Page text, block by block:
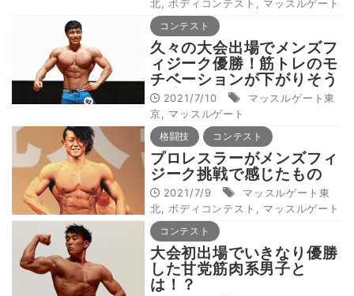
北
ボディコンテスト マッスルゲート
コンテスト
久々の大会出場でメンズフ
ィジーク優勝！筋トレのモ
チベーションが下がりそう
な時にすることとは？
2021/7/10
マッスルゲート東
京
マッスルゲート
格闘技 コンテスト
プロレスラーがメンズフィ
ジーク挑戦で感じたもの
2021/7/9
マッスルゲート東
北
ボディコンテスト マッスルゲート
コンテスト
大会初出場でいきなり優勝
した甘党筋肉系男子と
は！？